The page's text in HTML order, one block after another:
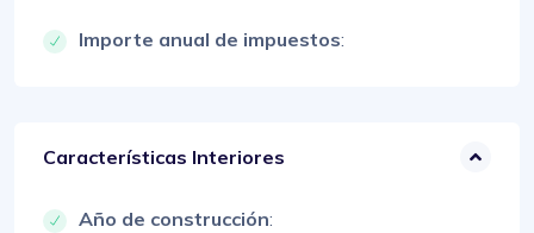
Importe anual de impuestos:
Características Interiores
Año de construcción: